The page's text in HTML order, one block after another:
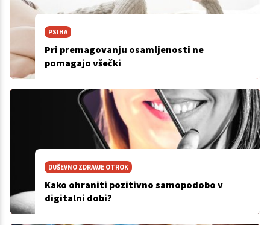
PSIHA
Pri premagovanju osamljenosti ne
pomagajo všečki
DUŠEVNO ZDRAVJE OTROK
Kako ohraniti pozitivno samopodobo v
digitalni dobi?